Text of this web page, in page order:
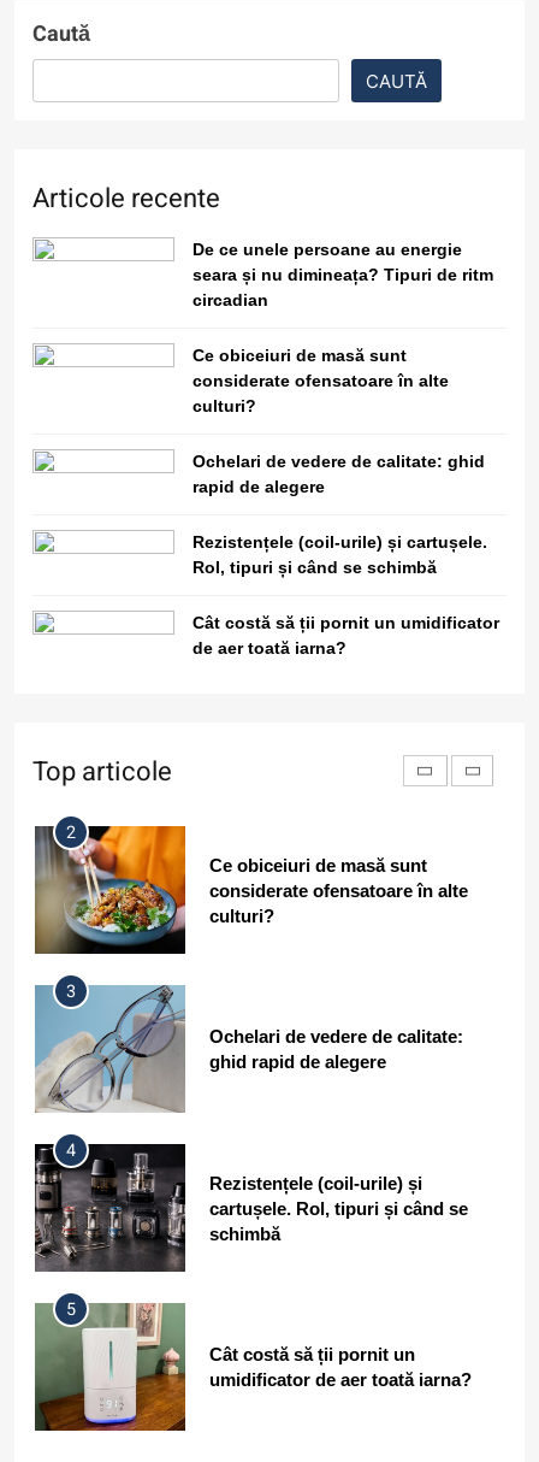
Este sigur să folosești același nume de
Cum oprești notificările deranjante din aplicații
Caută
CAUTĂ
Articole recente
De ce unele persoane au energie
seara și nu dimineața? Tipuri de ritm
circadian
Ce obiceiuri de masă sunt
considerate ofensatoare în alte
culturi?
Ochelari de vedere de calitate: ghid
rapid de alegere
Rezistențele (coil-urile) și cartușele.
Rol, tipuri și când se schimbă
Cât costă să ții pornit un umidificator
de aer toată iarna?
Top articole
5
Cât costă să ții pornit un
umidificator de aer toată iarna?
6
care nu sunt clișeice și au povești
captivante
Este sigur să folosești același
nume de utilizator pe toate
De ce în deșerturi temperatura
scade dramatic noaptea față de zi?
2
Ce obiceiuri de masă sunt
considerate ofensatoare în alte
culturi?
3
Ochelari de vedere de calitate:
ghid rapid de alegere
4
Rezistențele (coil-urile) și
cartușele. Rol, tipuri și când se
schimbă
5
Cât costă să ții pornit un
umidificator de aer toată iarna?